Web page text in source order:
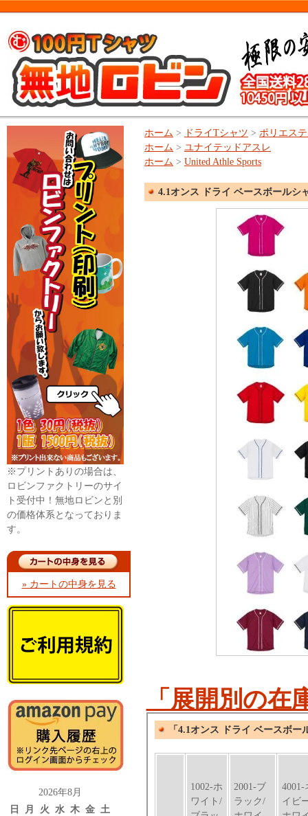
※プリントありの場合は、
ロビンファクトリーのサイ
ト受付中！無地ロビンと別
の価格体系となっておりま
す。
» カートの中身を見る
2026年8月
日
月 火 水 木 金 土
ホーム > ドライTシャツ > ポリエス
ホーム > ユナイテッドアスレ
ホーム > United Athle Sports
4.1オンス ドライ ベースボールシ
「展開別の在